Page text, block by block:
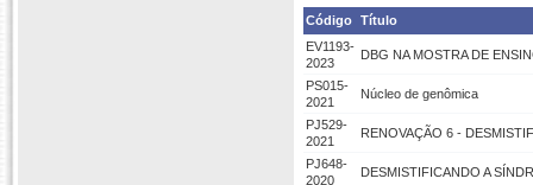
Código Título
EV1193-
2023
DBG NA MOSTRA DE
PS015-
2021
Núcleo de genômica
PJ529-
2021
RENOVAÇÃO 6 -
PJ648-
2020
DESMISTIFICANDO A